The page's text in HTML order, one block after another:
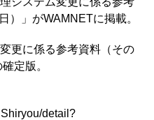
）」がWAMNETに掲載。
更に係る参考資料（その
定版。
detail?